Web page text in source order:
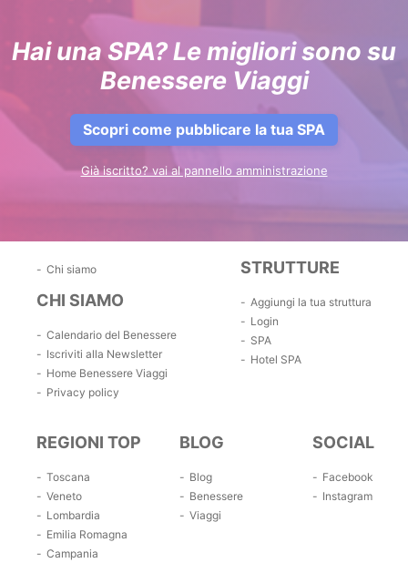
Hai una SPA? Le migliori sono su
Benessere Viaggi
Scopri come pubblicare la tua SPA
Già iscritto? vai al pannello amministrazione
Chi siamo
CHI SIAMO
Calendario del Benessere
Iscriviti alla Newsletter
Home Benessere Viaggi
Privacy policy
STRUTTURE
Aggiungi la tua struttura
Login
SPA
Hotel SPA
REGIONI TOP
Toscana
Veneto
Lombardia
Emilia Romagna
Campania
BLOG
Blog
Benessere
Viaggi
SOCIAL
Facebook
Instagram